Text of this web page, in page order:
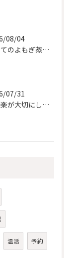
08/04
はじめてのよもぎ蒸し。
07/31
まま利楽が大切にしていること✨
温活 予約